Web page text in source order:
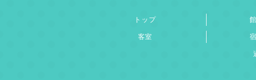
トップ
客室